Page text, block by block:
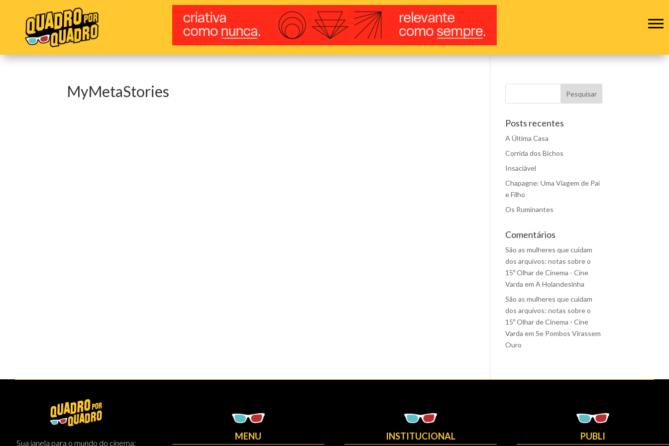
MyMetaStories
Posts recentes
A Última Casa
Corrida dos Bichos
Insaciável
Chapagne: Uma Viagem de Pai
e Filho
Os Ruminantes
Comentários
São as mulheres que cuidam
dos arquivos: notas sobre o
15º Olhar de Cinema - Cine
Varda emA Holandesinha
São as mulheres que cuidam
dos arquivos: notas sobre o
15º Olhar de Cinema - Cine
Varda emSe Pombos Virassem
Ouro
Sua janela para o mundo do cinema:
MENU INSTITUCIONAL PUBLI